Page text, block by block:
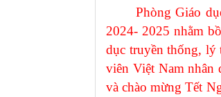
Phòng Giáo dục
2024- 2025 nhằm
dục truyền thống, lý
viên Việt Nam nhân
và chào mừng Tết